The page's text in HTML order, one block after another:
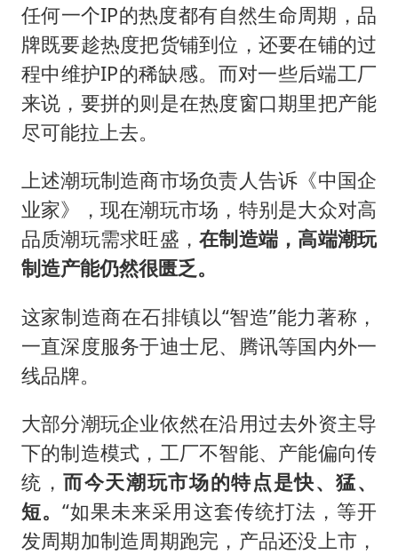
任何一个IP的热度都有自然生命周期，品
牌既要趁热度把货铺到位，还要在铺的过
程中维护IP的稀缺感。而对一些后端工厂
来说，要拼的则是在热度窗口期里把产能
尽可能拉上去。
上述潮玩制造商市场负责人告诉《中国企
业家》，现在潮玩市场，特别是大众对高
品质潮玩需求旺盛，在制造端，高端潮玩
制造产能仍然很匮乏。
这家制造商在石排镇以“智造”能力著称，
一直深度服务于迪士尼、腾讯等国内外一
线品牌。
大部分潮玩企业依然在沿用过去外资主导
下的制造模式，工厂不智能、产能偏向传
统，而今天潮玩市场的特点是快、猛、
短。“如果未来采用这套传统打法，等开
发周期加制造周期跑完，产品还没上市，